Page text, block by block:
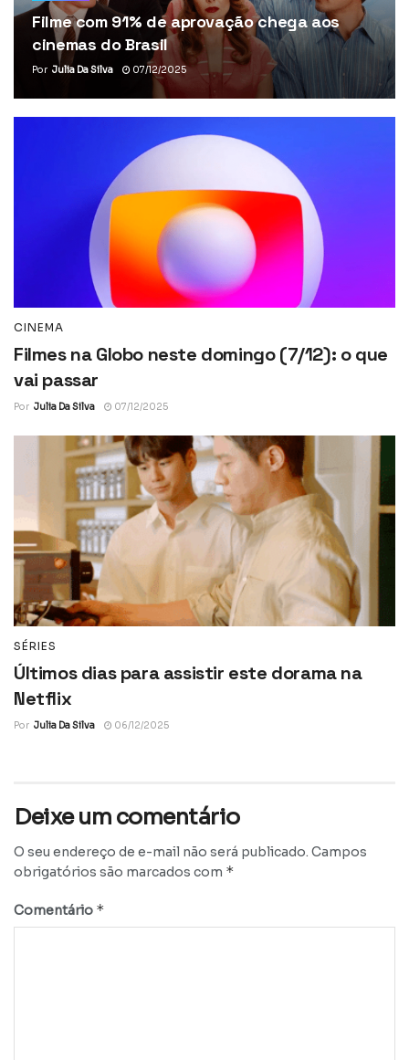
Filme com 91% de aprovação chega aos
cinemas do Brasil
Por Julia Da Silva 07/12/2025
CINEMA
Filmes na Globo neste domingo (7/12): o que
vai passar
Por Julia Da Silva 07/12/2025
SÉRIES
Últimos dias para assistir este dorama na
Netflix
Por Julia Da Silva 06/12/2025
Deixe um comentário
O seu endereço de e-mail não será publicado. Campos
obrigatórios são marcados com *
Comentário *